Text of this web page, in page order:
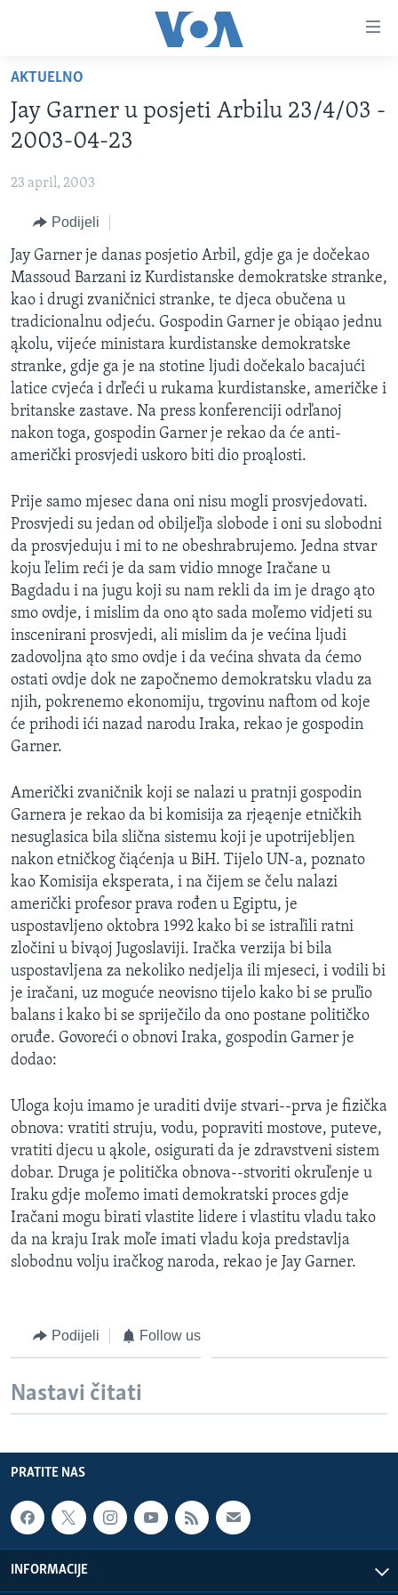
glavni
sadržaj
Pređi
na
glavnu
navigaciju
pretragu
VIDEO
VIJESTI
SJEDINJENE AMERIČKE DRŽAVE
BOSNA I HERCEGOVINA
NAUKA I TEHNOLOGIJA
SPECIJALNI PROJEKTI
KORUPCIJA
SLOBODA MEDIJA
ŽENSKA STRANA
IZBJEGLIČKA STRANA
MAGAZIN
O GLASU AMERIKE
Learning English
PRATITE NAS
Jezici
AKTUELNO
Jay Garner u posjeti Arbilu 23/4/03 -
2003-04-23
23 april, 2003
Podijeli
Jay Garner je danas posjetio Arbil, gdje ga je dočekao
Massoud Barzani iz Kurdistanske demokratske stranke,
kao i drugi zvaničnici stranke, te djeca obučena u
tradicionalnu odjeću. Gospodin Garner je obiąao jednu
ąkolu, vijeće ministara kurdistanske demokratske
stranke, gdje ga je na stotine ljudi dočekalo bacajući
latice cvjeća i drľeći u rukama kurdistanske, američke i
britanske zastave. Na press konferenciji odrľanoj
nakon toga, gospodin Garner je rekao da će anti-
američki prosvjedi uskoro biti dio proąlosti.
Prije samo mjesec dana oni nisu mogli prosvjedovati.
Prosvjedi su jedan od obiljeľja slobode i oni su slobodni
da prosvjeduju i mi to ne obeshrabrujemo. Jedna stvar
koju ľelim reći je da sam vidio mnoge Iračane u
Bagdadu i na jugu koji su nam rekli da im je drago ąto
smo ovdje, i mislim da ono ąto sada moľemo vidjeti su
inscenirani prosvjedi, ali mislim da je većina ljudi
zadovoljna ąto smo ovdje i da većina shvata da ćemo
ostati ovdje dok ne započnemo demokratsku vladu za
njih, pokrenemo ekonomiju, trgovinu naftom od koje
će prihodi ići nazad narodu Iraka, rekao je gospodin
Garner.
Američki zvaničnik koji se nalazi u pratnji gospodin
Garnera je rekao da bi komisija za rjeąenje etničkih
nesuglasica bila slična sistemu koji je upotrijebljen
nakon etničkog čiąćenja u BiH. Tijelo UN-a, poznato
kao Komisija eksperata, i na čijem se čelu nalazi
američki profesor prava rođen u Egiptu, je
uspostavljeno oktobra 1992 kako bi se istraľili ratni
zločini u bivąoj Jugoslaviji. Iračka verzija bi bila
uspostavljena za nekoliko nedjelja ili mjeseci, i vodili bi
je iračani, uz moguće neovisno tijelo kako bi se pruľio
balans i kako bi se spriječilo da ono postane političko
oruđe. Govoreći o obnovi Iraka, gospodin Garner je
dodao:
Uloga koju imamo je uraditi dvije stvari--prva je fizička
obnova: vratiti struju, vodu, popraviti mostove, puteve,
vratiti djecu u ąkole, osigurati da je zdravstveni sistem
dobar. Druga je politička obnova--stvoriti okruľenje u
Iraku gdje moľemo imati demokratski proces gdje
Iračani mogu birati vlastite lidere i vlastitu vladu tako
da na kraju Irak moľe imati vladu koja predstavlja
slobodnu volju iračkog naroda, rekao je Jay Garner.
Podijeli Follow us
Nastavi čitati
PRATITE NAS
INFORMACIJE